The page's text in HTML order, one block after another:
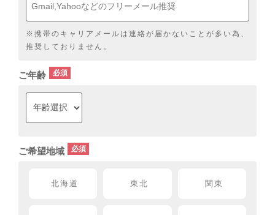
※携帯のキャリアメールは連絡が届かないことが多い為、
推奨しておりません。
ご年齢
ご希望地域
北海道 東北 関東